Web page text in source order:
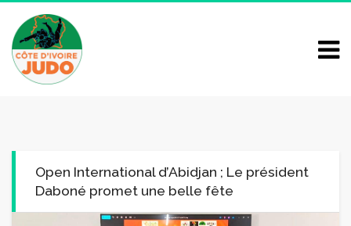
Open International d’Abidjan ; Le président
Daboné promet une belle fête